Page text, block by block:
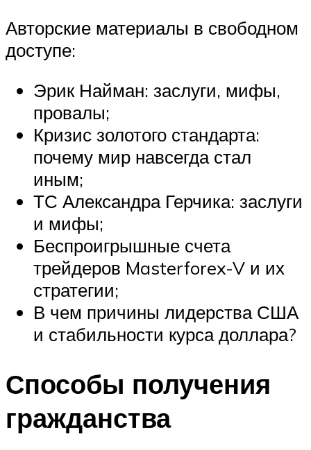
Авторские материалы в свободном
доступе:
Эрик Найман: заслуги, мифы,
провалы;
Кризис золотого стандарта:
почему мир навсегда стал
иным;
ТС Александра Герчика: заслуги
и мифы;
Беспроигрышные счета
трейдеров Masterforex-V и их
стратегии;
В чем причины лидерства США
и стабильности курса доллара?
Способы получения
гражданства